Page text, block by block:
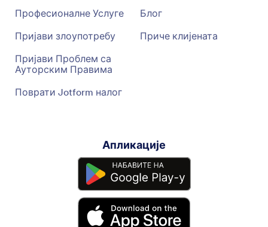
Професионалне Услуге
Пријави злоупотребу
Пријави Проблем са
Ауторским Правима
Поврати Jotform налог
Блог
Приче клијената
Апликације